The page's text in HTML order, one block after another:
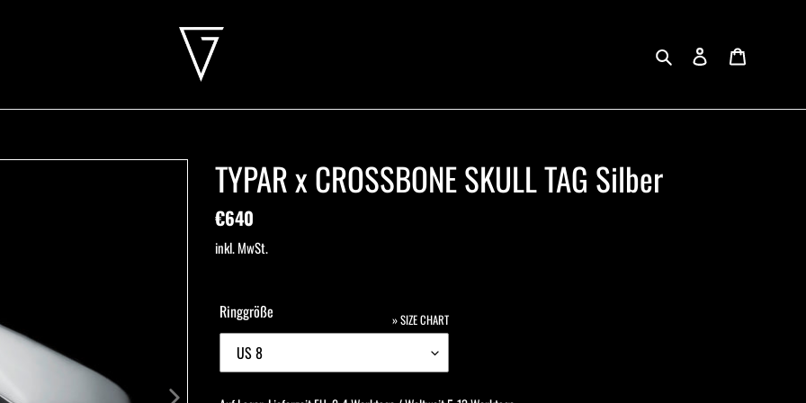
EinloggenWarenkorb
TYPAR x CROSSBONE SKULL TAG Silber
Normaler
Preis
€640
inkl. MwSt.
Ringgröße »SIZE CHART
View Cart